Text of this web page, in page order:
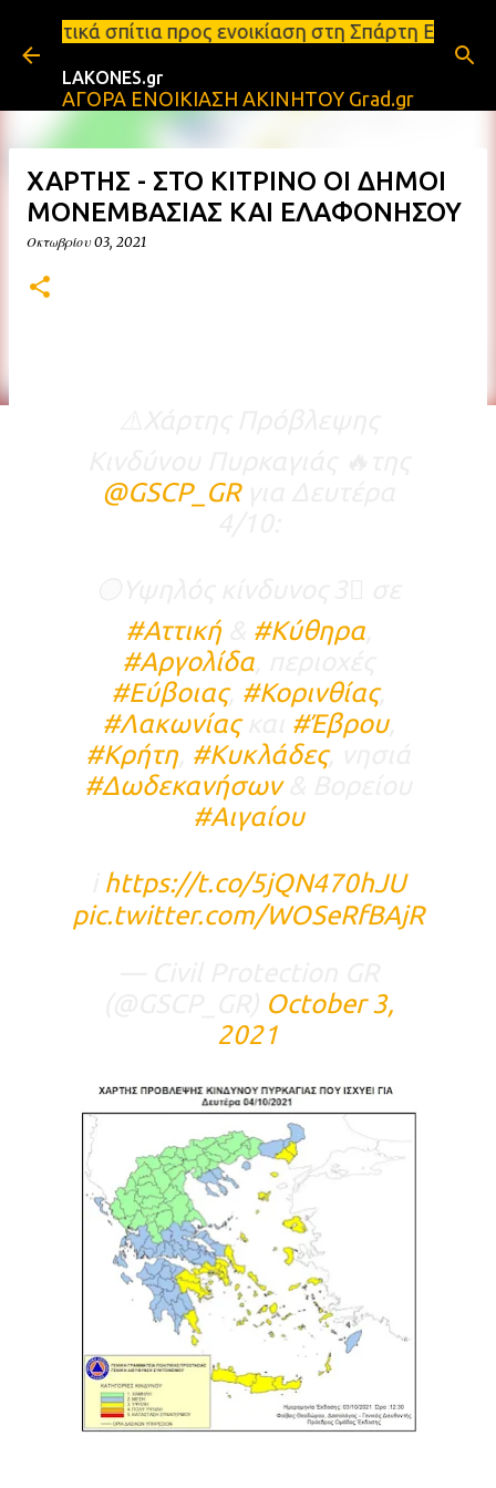
Μετάβαση στο κύριο περιεχόμενο
προς ενοικίαση στη Σπάρτη Ενοικιάσεις
LAKONES.gr
ΑΓΟΡΑ ΕΝΟΙΚΙΑΣΗ ΑΚΙΝΗΤΟΥ Grad.gr
ΧΑΡΤΗΣ - ΣΤΟ ΚΙΤΡΙΝΟ ΟΙ ΔΗΜΟΙ
ΜΟΝΕΜΒΑΣΙΑΣ ΚΑΙ ΕΛΑΦΟΝΗΣΟΥ
Οκτωβρίου 03, 2021
@GSCP_GRγια Δευτέρα
#Αττική& #Κύθηρα,
#Αργολίδα
#Εύβοιας, #Κορινθίας,
#Λακωνίαςκαι #Έβρου,
#Κρήτη #Κυκλάδες, νησιά
#Δωδεκανήσων& Βορείου
#Αιγαίου
https://t.co/5jQN470hJU
pic.twitter.com/WOSeRfBAjR
October 3,
2021